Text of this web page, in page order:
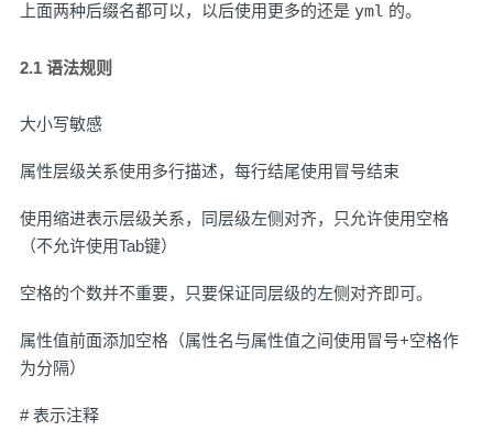
上面两种后缀名都可以，以后使用更多的还是 yml 的。
2.1 语法规则
大小写敏感
属性层级关系使用多行描述，每行结尾使用冒号结束
使用缩进表示层级关系，同层级左侧对齐，只允许使用空格
（不允许使用Tab键）
空格的个数并不重要，只要保证同层级的左侧对齐即可。
属性值前面添加空格（属性名与属性值之间使用冒号+空格作
为分隔）
# 表示注释